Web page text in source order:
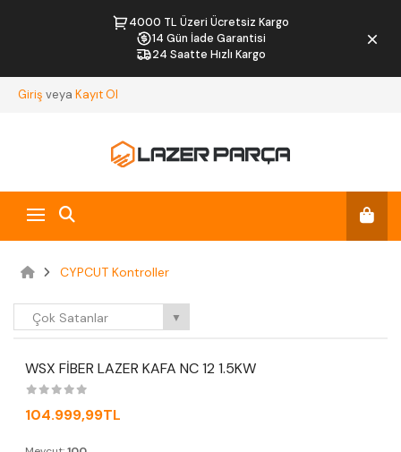
4000 TL Üzeri Ücretsiz Kargo
14 Gün İade Garantisi
24 Saatte Hızlı Kargo
Giriş veya Kayıt Ol
CYPCUT Kontroller
Çok Satanlar ▼
WSX FİBER LAZER KAFA NC 12 1.5KW
104.999,99TL